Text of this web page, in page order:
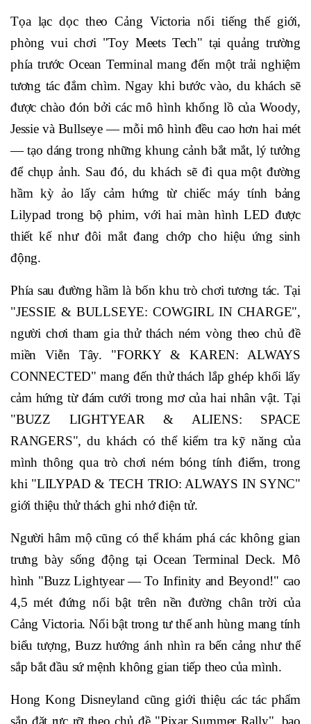
Tọa lạc dọc theo Cảng Victoria nổi tiếng thế giới,
phòng vui chơi "Toy Meets Tech" tại quảng trường
phía trước Ocean Terminal mang đến một trải nghiệm
tương tác đắm chìm. Ngay khi bước vào, du khách sẽ
được chào đón bởi các mô hình khổng lồ của Woody,
Jessie và Bullseye — mỗi mô hình đều cao hơn hai mét
— tạo dáng trong những khung cảnh bắt mắt, lý tưởng
để chụp ảnh. Sau đó, du khách sẽ đi qua một đường
hầm kỳ ảo lấy cảm hứng từ chiếc máy tính bảng
Lilypad trong bộ phim, với hai màn hình LED được
thiết kế như đôi mắt đang chớp cho hiệu ứng sinh
động.
Phía sau đường hầm là bốn khu trò chơi tương tác. Tại
"JESSIE & BULLSEYE: COWGIRL IN CHARGE",
người chơi tham gia thử thách ném vòng theo chủ đề
miền Viễn Tây. "FORKY & KAREN: ALWAYS
CONNECTED" mang đến thử thách lắp ghép khối lấy
cảm hứng từ đám cưới trong mơ của hai nhân vật. Tại
"BUZZ LIGHTYEAR & ALIENS: SPACE
RANGERS", du khách có thể kiểm tra kỹ năng của
mình thông qua trò chơi ném bóng tính điểm, trong
khi "LILYPAD & TECH TRIO: ALWAYS IN SYNC"
giới thiệu thử thách ghi nhớ điện tử.
Người hâm mộ cũng có thể khám phá các không gian
trưng bày sống động tại Ocean Terminal Deck. Mô
hình "Buzz Lightyear — To Infinity and Beyond!" cao
4,5 mét đứng nổi bật trên nền đường chân trời của
Cảng Victoria. Nổi bật trong tư thế anh hùng mang tính
biểu tượng, Buzz hướng ánh nhìn ra bến cảng như thể
sắp bắt đầu sứ mệnh không gian tiếp theo của mình.
Hong Kong Disneyland cũng giới thiệu các tác phẩm
sắp đặt rực rỡ theo chủ đề "Pixar Summer Rally", bao